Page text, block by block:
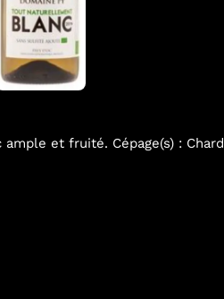
ample et fruité. Cépage(s) :